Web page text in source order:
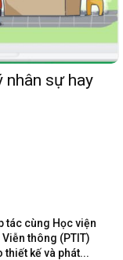
nhân sự hay
tác cùng Học viện
thông (PTIT)
kế và phát...